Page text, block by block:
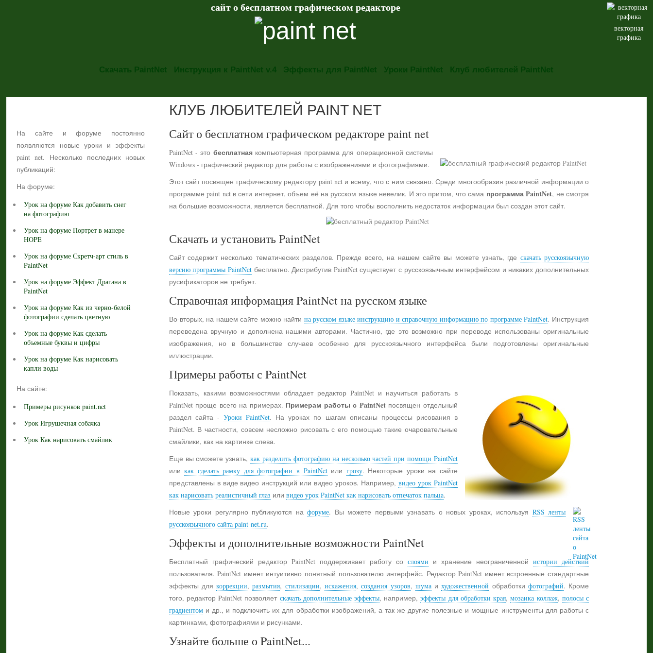
векторная
графика
сайт о бесплатном графическом редакторе
Скачать PaintNet Инструкция к PaintNet v.4 Эффекты для PaintNet Уроки PaintNet Клуб любителей PaintNet
На сайте и форуме постоянно
появляются новые уроки и эффекты
paint net. Несколько последних новых
публикаций:
На форуме:
Урок на форуме Как добавить снег
на фотографию
Урок на форуме Портрет в манере
HOPE
Урок на форуме Скретч-арт стиль в
PaintNet
Урок на форуме Эффект Драгана в
PaintNet
Урок на форуме Как из черно-белой
фотографии сделать цветную
Урок на форуме Как сделать
объемные буквы и цифры
Урок на форуме Как нарисовать
капли воды
На сайте:
Примеры рисунков paint.net
Урок Игрушечная собачка
Урок Как нарисовать смайлик
КЛУБ ЛЮБИТЕЛЕЙ PAINT NET
Сайт о бесплатном графическом редакторе paint net
PaintNet - это бесплатнаякомпьютерная программа для операционной системы
Windows - графический редактор для работы с изображениями и фотографиями.
Этот сайт посвящен графическому редактору paint net и всему, что с ним связано. Среди многообразия различной информации о
программе paint net в сети интернет, объем её на русском языке невелик. И это притом, что сама программа PaintNet, не смотря
на большие возможности, является бесплатной. Для того чтобы восполнить недостаток информации был создан этот сайт.
Скачать и установить PaintNet
Сайт содержит несколько тематических разделов. Прежде всего, на нашем сайте вы можете узнать, где скачать русскоязычную
версию программы PaintNetбесплатно. Дистрибутив PaintNet существует с русскоязычным интерфейсом и никаких дополнительных
русификаторов не требует.
Справочная информация PaintNet на русском языке
Во-вторых, на нашем сайте можно найти на русском языке инструкцию и справочную информацию по программе PaintNet. Инструкция
переведена вручную и дополнена нашими авторами. Частично, где это возможно при переводе использованы оригинальные
изображения, но в большинстве случаев особенно для русскоязычного интерфейса были подготовлены оригинальные
иллюстрации.
Примеры работы с PaintNet
Показать, какими возможностями обладает редактор PaintNet и научиться работать в
PaintNet проще всего на примерах. Примерам работы с PaintNetпосвящен отдельный
раздел сайта -Уроки PaintNet. На уроках по шагам описаны процессы рисования в
PaintNet. В частности, совсем несложно рисовать с его помощью такие очаровательные
смайлики, как на картинке слева.
Еще вы сможете узнать,как разделить фотографию на несколько частей при помощи PaintNet
иликак сделать рамку для фотографии в PaintNetили грозу. Некоторые уроки на сайте
представлены в виде видео инструкций или видео уроков. Например,видео урок PaintNet
как нарисовать реалистичный глаз или видео урок PaintNet как нарисовать отпечаток пальца.
Новые уроки регулярно публикуются нафоруме. Вы можете первыми узнавать о новых уроках, используя RSS ленты
русскоязычного сайта paint-net.ru.
Эффекты и дополнительные возможности PaintNet
Бесплатный графический редактор PaintNet поддерживает работу со слоями и хранение неограниченной истории действий
пользователя. PaintNet имеет интуитивно понятный пользователю интерфейс. Редактор PaintNet имеет встроенные стандартные
эффекты длякоррекции,размытия, стилизации, искажения,создания узоров, шумаихудожественной обработки фотографий. Кроме
того, редактор PaintNet позволяет скачать дополнительные эффекты, например,эффекты для обработки края,мозаика коллаж, полосы с
градиентоми др., и подключить их для обработки изображений, а так же другие полезные и мощные инструменты для работы с
картинками, фотографиями и рисунками.
Узнайте больше о PaintNet...